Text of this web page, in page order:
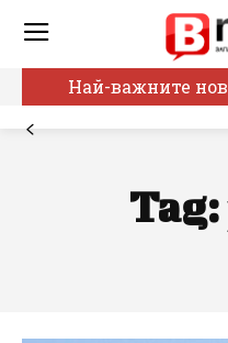
Най-важните
Tag: